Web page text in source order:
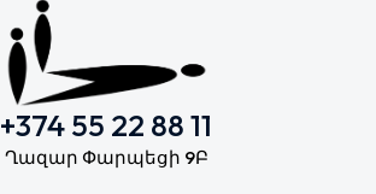
+374 55 22 88 11
Ղազար Փարպեցի 9Բ